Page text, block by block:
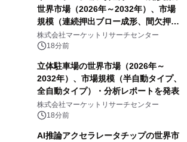
世界市場（2026年～2032年）、市場
規模（連続押出ブロー成形、間欠押出
ブロー成形）・分析レポートを発表
株式会社マーケットリサーチセンター
18分前
立体駐車場の世界市場（2026年～
2032年）、市場規模（半自動タイプ、
全自動タイプ）・分析レポートを発表
株式会社マーケットリサーチセンター
18分前
AI推論アクセラレータチップの世界市